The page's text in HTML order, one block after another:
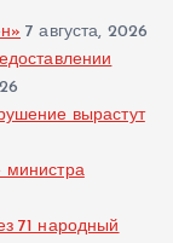
7 августа, 2026
вырастут
министра
71 народный